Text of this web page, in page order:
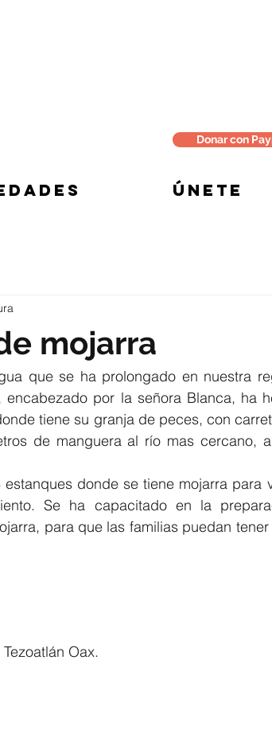
Donar con
ÚNETE
mojarra
que se ha prolongado en nuestra
encabezado por la señora Blanca, ha
tiene su granja de peces, con
de manguera al río mas cercano,
donde se tiene mojarra para
Se ha capacitado en la
para que las familias puedan
Oax.